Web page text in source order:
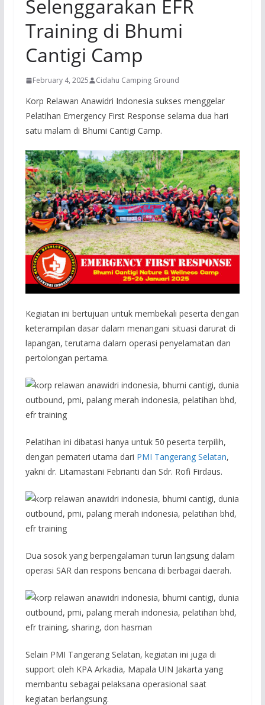
Selenggarakan EFR
Training di Bhumi
Cantigi Camp
February 4, 2025 Cidahu Camping Ground
Korp Relawan Anawidri Indonesia sukses menggelar
Pelatihan Emergency First Response selama dua hari
satu malam di Bhumi Cantigi Camp.
Kegiatan ini bertujuan untuk membekali peserta dengan
keterampilan dasar dalam menangani situasi darurat di
lapangan, terutama dalam operasi penyelamatan dan
pertolongan pertama.
Pelatihan ini dibatasi hanya untuk 50 peserta terpilih,
dengan pemateri utama dari PMI Tangerang Selatan,
yakni dr. Litamastani Febrianti dan Sdr. Rofi Firdaus.
Dua sosok yang berpengalaman turun langsung dalam
operasi SAR dan respons bencana di berbagai daerah.
Selain PMI Tangerang Selatan, kegiatan ini juga di
support oleh KPA Arkadia, Mapala UIN Jakarta yang
membantu sebagai pelaksana operasional saat
kegiatan berlangsung.